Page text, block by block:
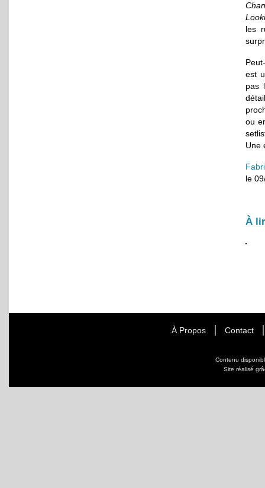
les
est
pas
ou
Une
le
À
À Propos Contact
Contenu
Site réalisé